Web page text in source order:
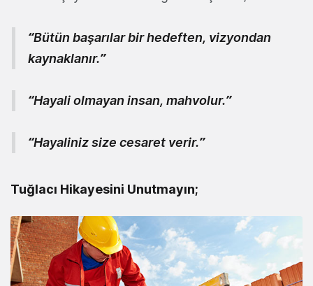
“Bütün başarılar bir hedeften, vizyondan
kaynaklanır.”
“Hayali olmayan insan, mahvolur.”
“Hayaliniz size cesaret verir.”
Tuğlacı Hikayesini Unutmayın;